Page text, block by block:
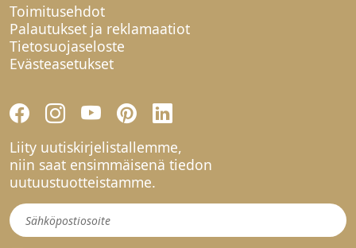
Toimitusehdot
Palautukset ja reklamaatiot
Tietosuojaseloste
Evästeasetukset
Liity uutiskirjelistallemme,
niin saat ensimmäisenä tiedon
uutuustuotteistamme.
Uutiskirje